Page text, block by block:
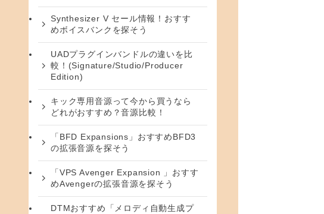
Synthesizer V セール情報！おすす
めボイスバンクを探そう
UADプラグインバンドルの違いを比
較！(Signature/Studio/Producer
Edition)
キック専用音源って今から買うなら
どれがおすすめ？音源比較！
「BFD Expansions」おすすめBFD3
の拡張音源を探そう
「VPS Avenger Expansion 」おすす
めAvengerの拡張音源を探そう
DTMおすすめ「メロディ自動生成プ